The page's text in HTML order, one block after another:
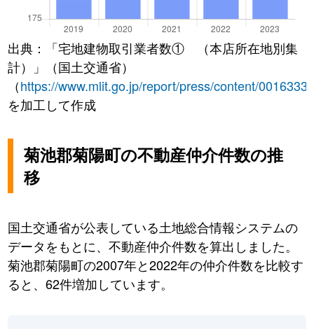
出典：「宅地建物取引業者数① （本店所在地別集
計）」（国土交通省）
（https://www.mlit.go.jp/report/press/content/
を加工して作成
菊池郡菊陽町の不動産仲介件数の推
移
国土交通省が公表している土地総合情報システムの
データをもとに、不動産仲介件数を算出しました。
菊池郡菊陽町の2007年と2022年の仲介件数を比較す
ると、62件増加しています。